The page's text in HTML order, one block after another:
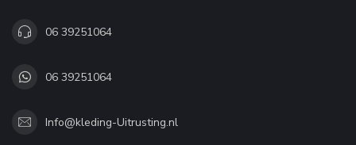
06 39251064
06 39251064
Info@kleding-Uitrusting.nl